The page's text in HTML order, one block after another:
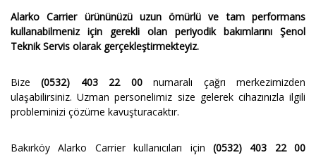
Alarko Carrier ürününüzü uzun ömürlü ve tam performans
kullanabilmeniz için gerekli olan periyodik bakımlarını Şenol
Teknik Servis olarak gerçekleştirmekteyiz.
Bize(0532) 403 22 00numaralı çağrı merkezimizden
ulaşabilirsiniz. Uzman personelimiz size gelerek cihazınızla ilgili
probleminizi çözüme kavuşturacaktır.
Bakırköy Alarko Carrier kullanıcıları için (0532) 403 22 00